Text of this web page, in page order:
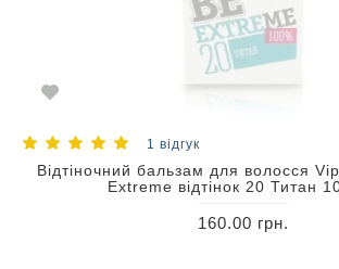
1 відгук
Відтіночний бальзам для волосся
Extreme відтінок 20 Титан
160.00 грн.